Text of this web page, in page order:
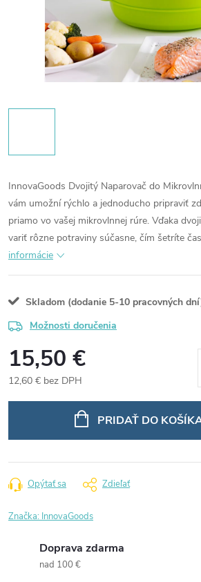
InnovaGoods Dvojitý Naparovač do
vám umožní rýchlo a jednoducho pripraviť
priamo vo vašej mikrovlnnej rúre. Vďaka
variť rôzne potraviny súčasne, čím šetríte
informácie
Skladom (dodanie 5-10 pracovných
Možnosti doručenia
15,50 €
12,60 € bez DPH
PRIDAŤ DO
Opýtať sa Zdieľať
Značka: InnovaGoods
Doprava zdarma
nad 100 €